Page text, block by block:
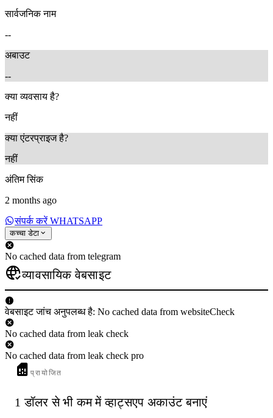
सार्वजनिक नाम
--
अबाउट
--
क्या व्यवसाय है?
नहीं
क्या एंटरप्राइज है?
नहीं
अंतिम सिंक
2 months ago
संपर्क करें WHATSAPP
कच्चा डेटा
No cached data from telegram
व्यावसायिक वेबसाइट
वेबसाइट जांच अनुपलब्ध है: No cached data from websiteCheck
No cached data from leak check
No cached data from leak check pro
प्रायोजित
1 डॉलर से भी कम में व्हाट्सएप अकाउंट बनाएं